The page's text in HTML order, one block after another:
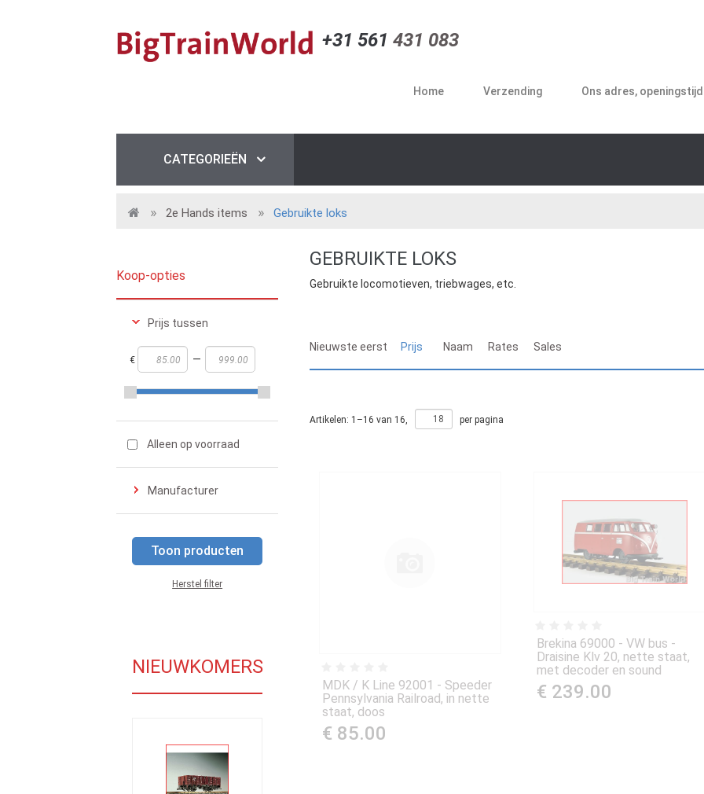
+31 561 431 083
Home Verzending Ons adres,
CATEGORIEËN
2e Hands items Gebruikte loks
Koop-opties
Prijs tussen
€ —
Alleen op voorraad
Manufacturer
Toon producten
Herstel filter
NIEUWKOMERS
GEBRUIKTE LOKS
Gebruikte locomotieven, triebwages, etc.
Nieuwste eerst Prijs Naam Rates Sales
Artikelen: 1 –16 van 16, per pagina
MDK / K Line 92001 - Speeder
Pennsylvania Railroad, in nette
staat, doos
€ 85.00
Brekina 69000 - VW bus -
Draisine Klv 20, nette staat,
met decoder en sound
€ 239.00